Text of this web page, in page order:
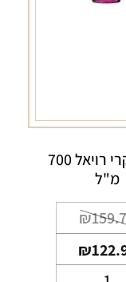
ג'ין טנקרי רויאל 700
מ"ל
₪
המחיר
המקורי
היה:₪
המחיר
הנוכחי
הוא: